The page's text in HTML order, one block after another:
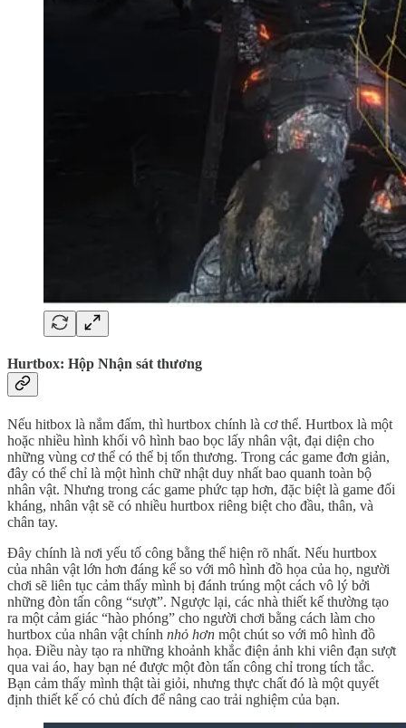
Hurtbox: Hộp Nhận sát thương
Nếu hitbox là nắm đấm, thì hurtbox chính là cơ thể. Hurtbox là một
hoặc nhiều hình khối vô hình bao bọc lấy nhân vật, đại diện cho
những vùng cơ thể có thể bị tổn thương. Trong các game đơn giản,
đây có thể chỉ là một hình chữ nhật duy nhất bao quanh toàn bộ
nhân vật. Nhưng trong các game phức tạp hơn, đặc biệt là game đối
kháng, nhân vật sẽ có nhiều hurtbox riêng biệt cho đầu, thân, và
chân tay.
Đây chính là nơi yếu tố công bằng thể hiện rõ nhất. Nếu hurtbox
của nhân vật lớn hơn đáng kể so với mô hình đồ họa của họ, người
chơi sẽ liên tục cảm thấy mình bị đánh trúng một cách vô lý bởi
những đòn tấn công “sượt”. Ngược lại, các nhà thiết kế thường tạo
ra một cảm giác “hào phóng” cho người chơi bằng cách làm cho
hurtbox của nhân vật chính nhỏ hơn một chút so với mô hình đồ
họa. Điều này tạo ra những khoảnh khắc điện ảnh khi viên đạn sượt
qua vai áo, hay bạn né được một đòn tấn công chỉ trong tích tắc.
Bạn cảm thấy mình thật tài giỏi, nhưng thực chất đó là một quyết
định thiết kế có chủ đích để nâng cao trải nghiệm của bạn.